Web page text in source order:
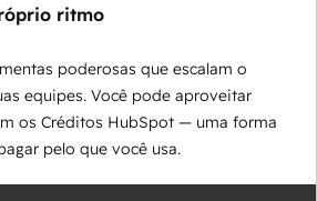
ritmo
poderosas que escalam o
equipes. Você pode aproveitar
os Créditos HubSpot — uma forma
pelo que você usa.